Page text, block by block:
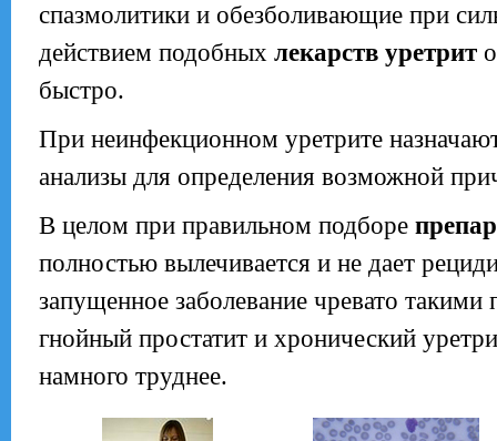
спазмолитики и обезболивающие при
действием подобных лекарств уретрит
быстро.
При неинфекционном уретрите
анализы для определения возможной
В целом при правильном подборе
полностью вылечивается и не дает
запущенное заболевание чревато такими
гнойный простатит и хронический
намного труднее.